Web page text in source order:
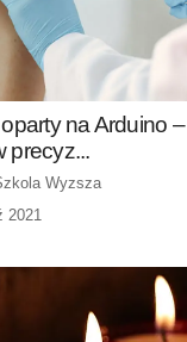
na Arduino
precyz...
Wyzsza
2021